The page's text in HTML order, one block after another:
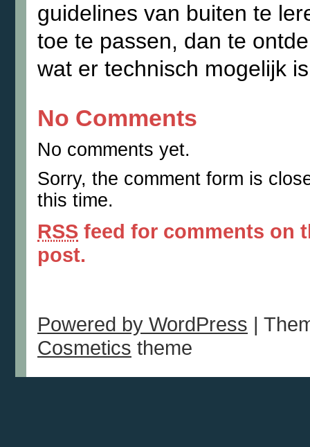
guidelines van buiten te
toe te passen, dan te
wat er technisch mogelijk
No Comments
No comments yet.
Sorry, the comment form is
this time.
RSS feed for comments on
post.
Powered by WordPress |
Cosmetics theme